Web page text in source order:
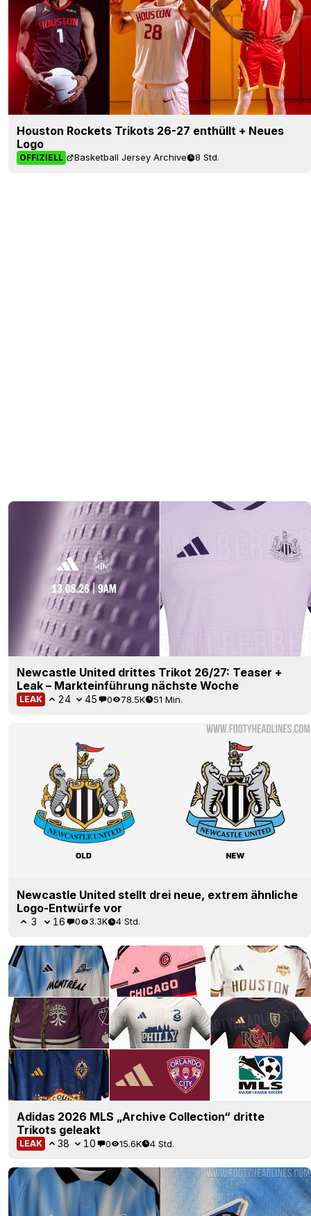
Houston Rockets Trikots 26-27 enthüllt + Neues
Logo
OFFIZIELL Basketball Jersey Archive 8 Std.
Newcastle United drittes Trikot 26/27: Teaser +
Leak – Markteinführung nächste Woche
LEAK 24 45 0 78.5K 51 Min.
Newcastle United stellt drei neue, extrem ähnliche
Logo-Entwürfe vor
3 16 0 3.3K 4 Std.
Adidas 2026 MLS „Archive Collection“ dritte
Trikots geleakt
LEAK 38 10 0 15.6K 4 Std.